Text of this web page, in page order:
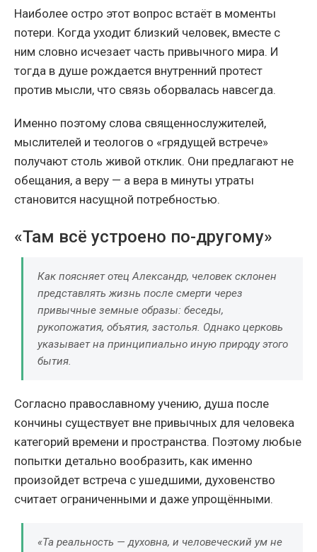
Наиболее остро этот вопрос встаёт в моменты
потери. Когда уходит близкий человек, вместе с
ним словно исчезает часть привычного мира. И
тогда в душе рождается внутренний протест
против мысли, что связь оборвалась навсегда.
Именно поэтому слова священнослужителей,
мыслителей и теологов о «грядущей встрече»
получают столь живой отклик. Они предлагают не
обещания, а веру — а вера в минуты утраты
становится насущной потребностью.
«Там всё устроено по-другому»
Как поясняет отец Александр, человек склонен
представлять жизнь после смерти через
привычные земные образы: беседы,
рукопожатия, объятия, застолья. Однако церковь
указывает на принципиально иную природу этого
бытия.
Согласно православному учению, душа после
кончины существует вне привычных для человека
категорий времени и пространства. Поэтому любые
попытки детально вообразить, как именно
произойдет встреча с ушедшими, духовенство
считает ограниченными и даже упрощёнными.
«Та реальность — духовна, и человеческий ум не